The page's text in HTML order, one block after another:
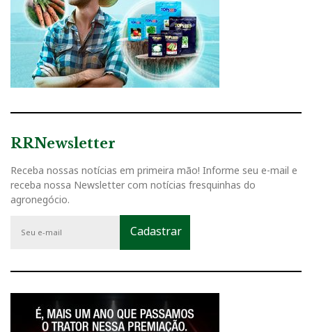
RRNewsletter
Receba nossas notícias em primeira mão! Informe seu e-mail e
receba nossa Newsletter com notícias fresquinhas do
agronegócio.